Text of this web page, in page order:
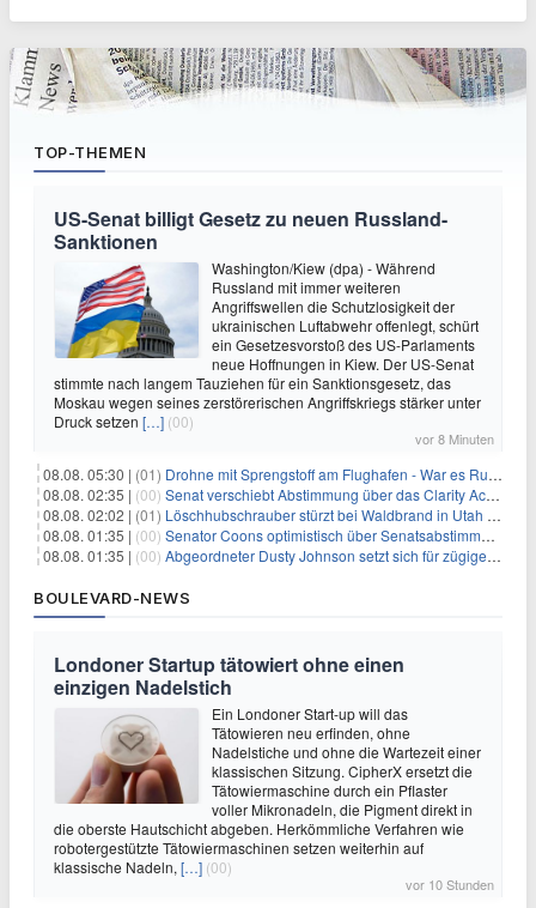
TOP-THEMEN
US-Senat billigt Gesetz zu neuen Russland-
Sanktionen
Washington/Kiew (dpa) - Während
Russland mit immer weiteren
Angriffswellen die Schutzlosigkeit der
ukrainischen Luftabwehr offenlegt, schürt
ein Gesetzesvorstoß des US-Parlaments
neue Hoffnungen in Kiew. Der US-Senat
stimmte nach langem Tauziehen für ein Sanktionsgesetz, das
Moskau wegen seines zerstörerischen Angriffskriegs stärker unter
Druck setzen […] (00)
vor 8 Minuten
08.08. 05:30 | (01) Drohne mit Sprengstoff am Flughafen - War es Russland?
08.08. 02:35 | (00) Senat verschiebt Abstimmung über das Clarity Act: Auswirkungen auf Unternehmen und das Vertrauen der Investoren
08.08. 02:02 | (01) Löschhubschrauber stürzt bei Waldbrand in Utah ab
08.08. 01:35 | (00) Senator Coons optimistisch über Senatsabstimmungen angesichts von Finanzierungsbedenken
08.08. 01:35 | (00) Abgeordneter Dusty Johnson setzt sich für zügige Regierungsfinanzierung angesichts von Shutdown-Risiken ein
BOULEVARD-NEWS
Londoner Startup tätowiert ohne einen
einzigen Nadelstich
Ein Londoner Start-up will das
Tätowieren neu erfinden, ohne
Nadelstiche und ohne die Wartezeit einer
klassischen Sitzung. CipherX ersetzt die
Tätowiermaschine durch ein Pflaster
voller Mikronadeln, die Pigment direkt in
die oberste Hautschicht abgeben. Herkömmliche Verfahren wie
robotergestützte Tätowiermaschinen setzen weiterhin auf
klassische Nadeln, […] (00)
vor 10 Stunden